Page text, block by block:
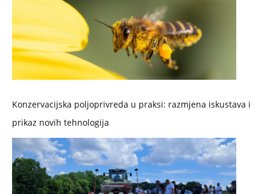
Konzervacijska poljoprivreda u praksi: razmjena iskustava i
prikaz novih tehnologija